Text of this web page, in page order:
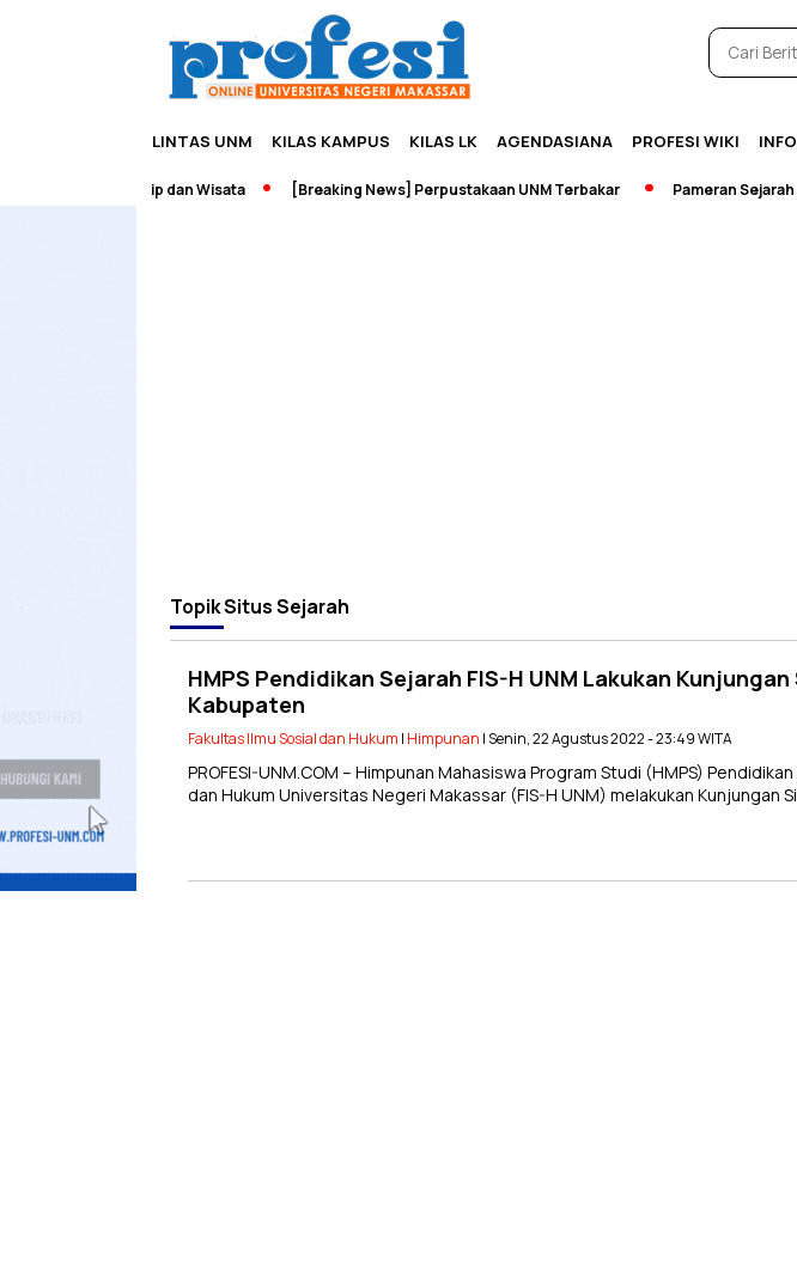
LINTAS UNM KILAS KAMPUS KILAS LK AGENDASIANA PROFESI WIKI
Edupreneurship dan Wisata [Breaking News] Perpustakaan UNM Terbakar Pameran Sejarah
TopikSitus Sejarah
HMPS Pendidikan Sejarah FIS-H UNM Lakukan
Kabupaten
Fakultas Ilmu Sosial dan Hukum | Himpunan | Senin, 22 Agustus 2022 - 23:49 WITA
PROFESI-UNM.COM – Himpunan Mahasiswa Program Studi (HMPS)
dan Hukum Universitas Negeri Makassar (FIS-H UNM) melakukan Kunjungan